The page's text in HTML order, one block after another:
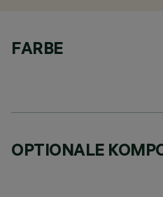
FARBE
OPTIONALE